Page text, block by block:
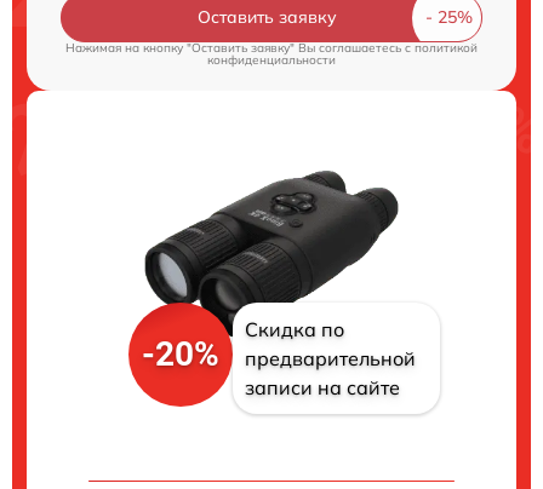
Оставить заявку
Нажимая на кнопку "Оставить заявку" Вы соглашаетесь cполитикой
конфиденциальности
-20%
Скидка по
предварительной
записи на сайте